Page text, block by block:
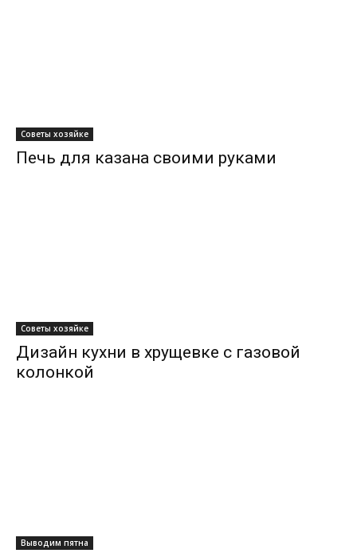
Советы хозяйке
Печь для казана своими руками
Советы хозяйке
Дизайн кухни в хрущевке с газовой
колонкой
Выводим пятна